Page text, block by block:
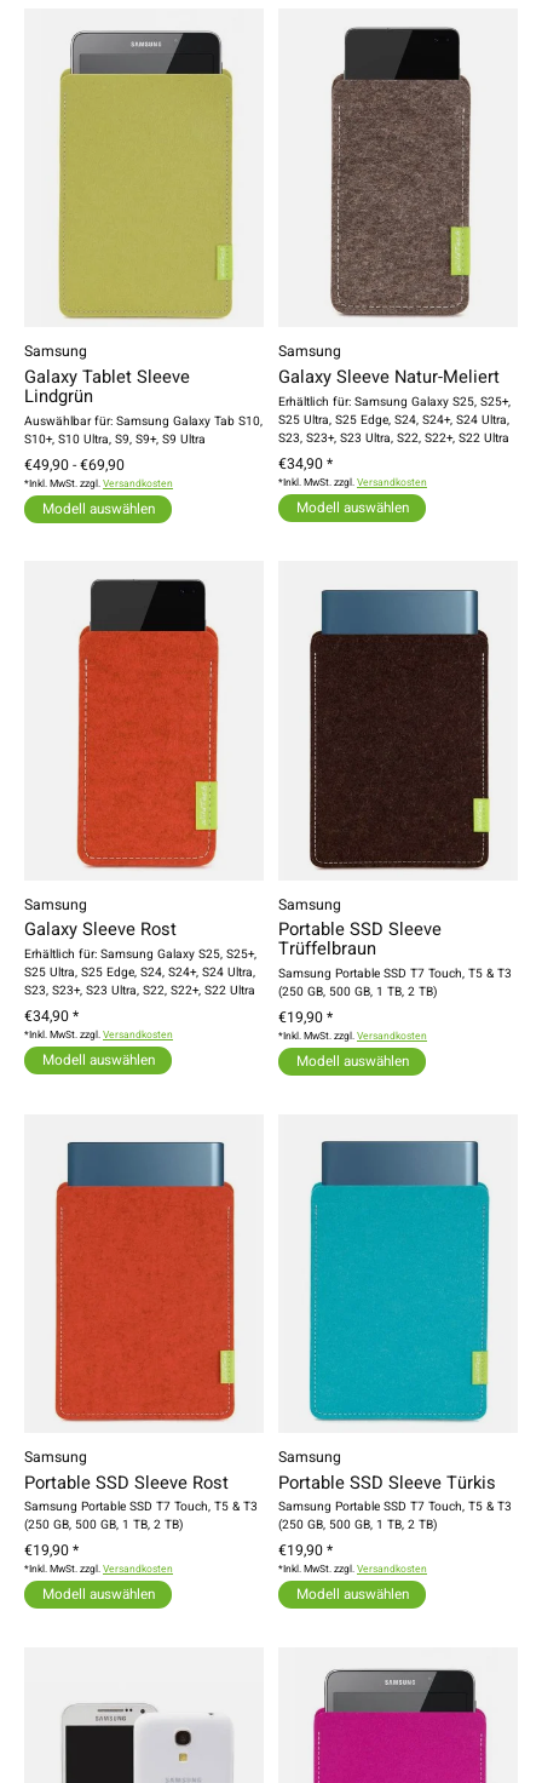
Samsung
Galaxy Tablet Sleeve
Lindgrün
Auswählbar für: Samsung Galaxy Tab S10,
S10+, S10 Ultra, S9, S9+, S9 Ultra
€49,90 - €69,90
*Inkl. MwSt. zzgl.Versandkosten
Modell auswählen
Samsung
Galaxy Sleeve Natur-Meliert
Erhältlich für: Samsung Galaxy S25, S25+,
S25 Ultra, S25 Edge, S24, S24+, S24 Ultra,
S23, S23+, S23 Ultra, S22, S22+, S22 Ultra
€34,90 *
*Inkl. MwSt. zzgl.Versandkosten
Modell auswählen
Samsung
Galaxy Sleeve Rost
Erhältlich für: Samsung Galaxy S25, S25+,
S25 Ultra, S25 Edge, S24, S24+, S24 Ultra,
S23, S23+, S23 Ultra, S22, S22+, S22 Ultra
€34,90 *
*Inkl. MwSt. zzgl.Versandkosten
Modell auswählen
Samsung
Portable SSD Sleeve
Trüffelbraun
Samsung Portable SSD T7 Touch, T5 & T3
(250 GB, 500 GB, 1 TB, 2 TB)
€19,90 *
*Inkl. MwSt. zzgl.Versandkosten
Modell auswählen
Samsung
Portable SSD Sleeve Rost
Samsung Portable SSD T7 Touch, T5 & T3
(250 GB, 500 GB, 1 TB, 2 TB)
€19,90 *
*Inkl. MwSt. zzgl.Versandkosten
Modell auswählen
Samsung
Portable SSD Sleeve Türkis
Samsung Portable SSD T7 Touch, T5 & T3
(250 GB, 500 GB, 1 TB, 2 TB)
€19,90 *
*Inkl. MwSt. zzgl.Versandkosten
Modell auswählen